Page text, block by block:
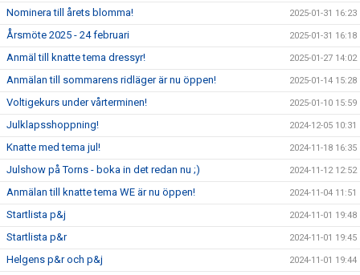
Nominera till årets blomma! 2025-01-31 16:23
Årsmöte 2025 - 24 februari 2025-01-31 16:18
Anmäl till knatte tema dressyr! 2025-01-27 14:02
Anmälan till sommarens ridläger är nu öppen! 2025-01-14 15:28
Voltigekurs under vårterminen! 2025-01-10 15:59
Julklapsshoppning! 2024-12-05 10:31
Knatte med tema jul! 2024-11-18 16:35
Julshow på Torns - boka in det redan nu ;) 2024-11-12 12:52
Anmälan till knatte tema WE är nu öppen! 2024-11-04 11:51
Startlista p&j 2024-11-01 19:48
Startlista p&r 2024-11-01 19:45
Helgens p&r och p&j 2024-11-01 19:44